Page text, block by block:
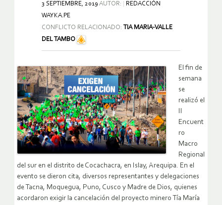
3 SEPTIEMBRE, 2019 AUTOR:
REDACCIÓN
WAYKA.PE
CONFLICTO RELACIONADO:
TIA MARIA-VALLE
DEL TAMBO
El fin de
semana
se
realizó el
II
Encuent
ro
Macro
Regional
del sur en el distrito de Cocachacra, en Islay, Arequipa. En el
evento se dieron cita, diversos representantes y delegaciones
de Tacna, Moquegua, Puno, Cusco y Madre de Dios, quienes
acordaron exigir la cancelación del proyecto minero Tía María